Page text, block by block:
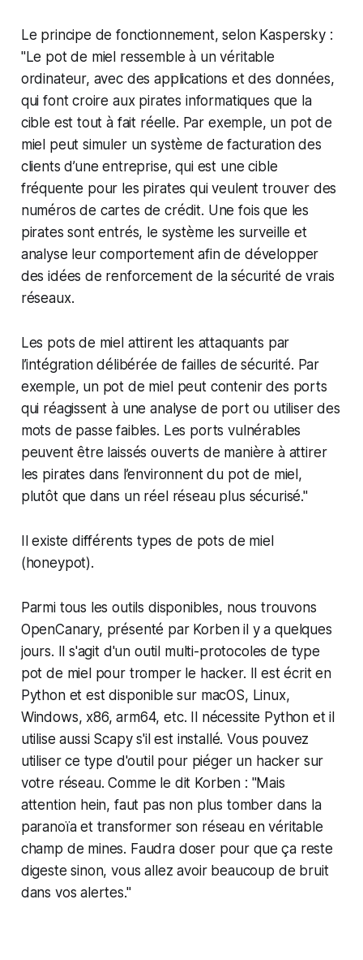
Le principe de fonctionnement, selon Kaspersky :
"Le pot de miel ressemble à un véritable
ordinateur, avec des applications et des données,
qui font croire aux pirates informatiques que la
cible est tout à fait réelle. Par exemple, un pot de
miel peut simuler un système de facturation des
clients d’une entreprise, qui est une cible
fréquente pour les pirates qui veulent trouver des
numéros de cartes de crédit. Une fois que les
pirates sont entrés, le système les surveille et
analyse leur comportement afin de développer
des idées de renforcement de la sécurité de vrais
réseaux.
Les pots de miel attirent les attaquants par
l’intégration délibérée de failles de sécurité. Par
exemple, un pot de miel peut contenir des ports
qui réagissent à une analyse de port ou utiliser des
mots de passe faibles. Les ports vulnérables
peuvent être laissés ouverts de manière à attirer
les pirates dans l’environnent du pot de miel,
plutôt que dans un réel réseau plus sécurisé."
Il existe différents types de pots de miel
(honeypot).
Parmi tous les outils disponibles, nous trouvons
OpenCanary, présenté par Korben il y a quelques
jours. Il s'agit d'un outil multi-protocoles de type
pot de miel pour tromper le hacker. Il est écrit en
Python et est disponible sur macOS, Linux,
Windows, x86, arm64, etc. Il nécessite Python et il
utilise aussi Scapy s'il est installé. Vous pouvez
utiliser ce type d'outil pour piéger un hacker sur
votre réseau. Comme le dit Korben : "Mais
attention hein, faut pas non plus tomber dans la
paranoïa et transformer son réseau en véritable
champ de mines. Faudra doser pour que ça reste
digeste sinon, vous allez avoir beaucoup de bruit
dans vos alertes."